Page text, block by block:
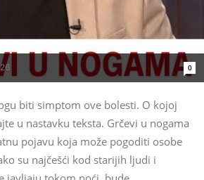
0
biti simptom ove bolesti. O kojoj
u nastavku teksta. Grčevi u nogama
pojavu koja može pogoditi osobe
su najčešći kod starijih ljudi i